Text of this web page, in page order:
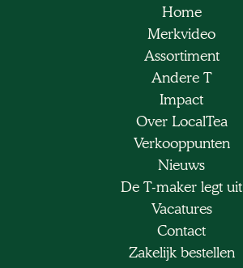
Home
Merkvideo
Assortiment
Andere T
Impact
Over LocalTea
Verkooppunten
Nieuws
De T-maker legt uit
Vacatures
Contact
Zakelijk bestellen